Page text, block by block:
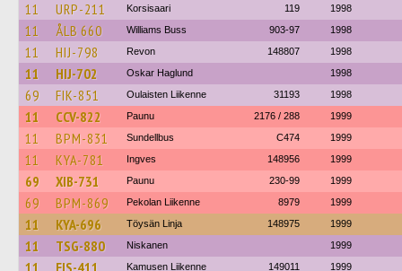
11 URP-211 Korsisaari 119 1998
11 ÅLB 660 Williams Buss 903-97 1998
11 HIJ-798 Revon 148807 1998
11 HIJ-702 Oskar Haglund 1998
69 FIK-851 Oulaisten Liikenne 31193 1998
11 CCV-822 Paunu 2176 / 288 1999
11 BPM-831 Sundellbus C474 1999
11 KYA-781 Ingves 148956 1999
69 XIB-731 Paunu 230-99 1999
69 BPM-869 Pekolan Liikenne 8979 1999
11 KYA-696 Töysän Linja 148975 1999
11 TSG-880 Niskanen 1999
11 EIS-411 Kamusen Liikenne 149011 1999